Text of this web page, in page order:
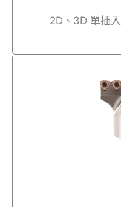
2D、3D 單插入